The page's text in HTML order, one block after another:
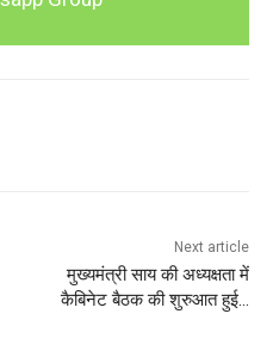
Next article
मुख्यमंत्री साय की अध्यक्षता में
कैबिनेट बैठक की शुरुआत हुई…